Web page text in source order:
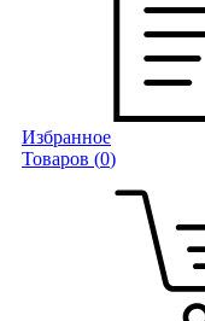
Избранное
Товаров (0)